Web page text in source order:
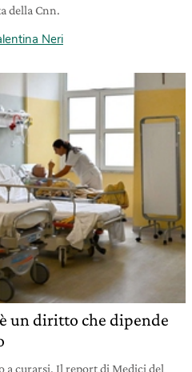
della Cnn.
Neri
un diritto che dipende
curarsi. Il report di Medici del